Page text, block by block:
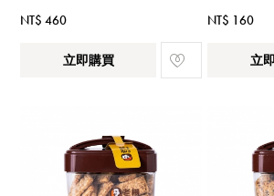
NT$ 460
立即購買
NT$ 160
立